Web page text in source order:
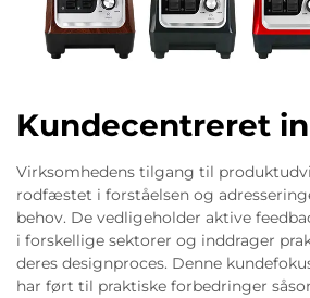
Kundecentreret
Virksomhedens tilgang til
rodfæstet i forståelsen og
behov. De vedligeholder aktive
i forskellige sektorer og inddrager
deres designproces. Denne
har ført til praktiske forbedringer